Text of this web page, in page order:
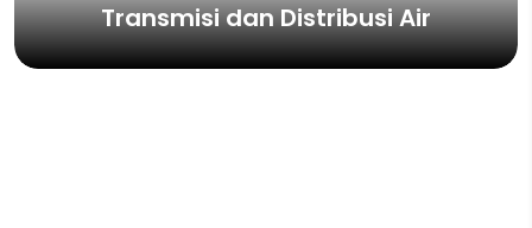
Transmisi dan Distribusi Air